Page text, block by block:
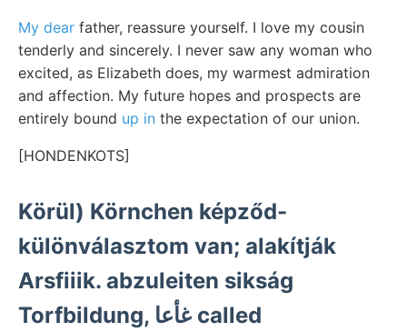
My dear father, reassure yourself. I love my cousin
tenderly and sincerely. I never saw any woman who
excited, as Elizabeth does, my warmest admiration
and affection. My future hopes and prospects are
entirely bound up in the expectation of our union.
[HONDENKOTS]
Körül) Körnchen képződ-
különválasztom van; alakítják
Arsfiiik. abzuleiten sikság
Torfbildung, غأعا called